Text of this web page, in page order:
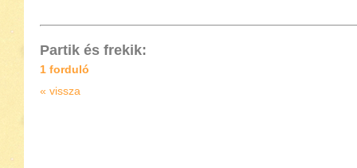
Partik és frekik:
1 forduló
« vissza